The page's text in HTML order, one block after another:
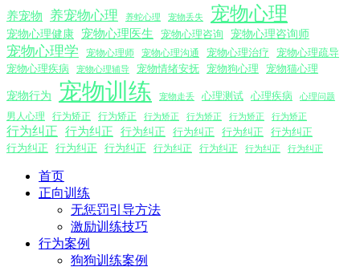
养宠物 养宠物心理 养蛇心理 宠物丢失 宠物心理
宠物心理健康 宠物心理医生 宠物心理咨询 宠物心理咨询师
宠物心理学 宠物心理师 宠物心理沟通 宠物心理治疗
宠物心理疏导
宠物心理疾病
宠物心理辅导 宠物情绪安抚 宠物狗心理 宠物猫心理
宠物行为 宠物训练 宠物走丢 心理测试 心理疾病 心理问题
男人心理 行为矫正 行为矫正 行为矫正 行为矫正 行为矫正 行为矫正
行为纠正 行为纠正 行为纠正 行为纠正 行为纠正
行为纠正
行为纠正
行为纠正 行为纠正 行为纠正 行为纠正 行为纠正 行为纠正
首页
正向训练
无惩罚引导方法
激励训练技巧
行为案例
狗狗训练案例